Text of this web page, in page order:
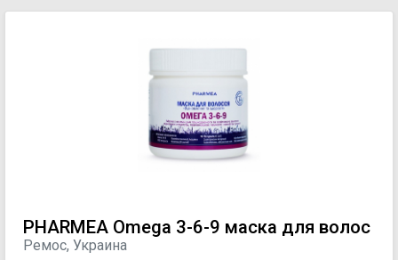
PHARMEA Omega 3-6-9 маска для волос
Ремос, Украина